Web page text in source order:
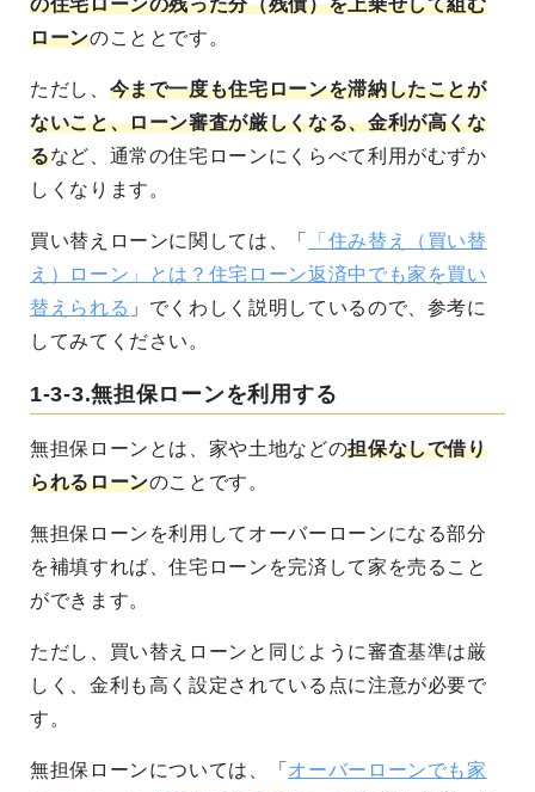
の住宅ローンの残った分（残債）を上乗せして組む
ローンのこととです。
ただし、 今まで一度も住宅ローンを滞納したことが
ないこと、ローン審査が厳しくなる、金利が高くな
るなど、通常の住宅ローンにくらべて利用がむずか
しくなります。
買い替えローンに関しては、「
「住み替え（買い替
え）ローン」とは？住宅ローン返済中でも家を買い
替えられる 」でくわしく説明しているので、参考に
してみてください。
1-3-3.無担保ローンを利用する
無担保ローンとは、家や土地などの担保なしで借り
られるローンのことです。
無担保ローンを利用してオーバーローンになる部分
を補填すれば、住宅ローンを完済して家を売ること
ができます。
ただし、買い替えローンと同じように審査基準は厳
しく、金利も高く設定されている点に注意が必要で
す。
無担保ローンについては、「 オーバーローンでも家